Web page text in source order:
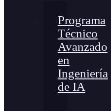
Programa
Técnico
Avanzado
en
Ingeniería
de IA